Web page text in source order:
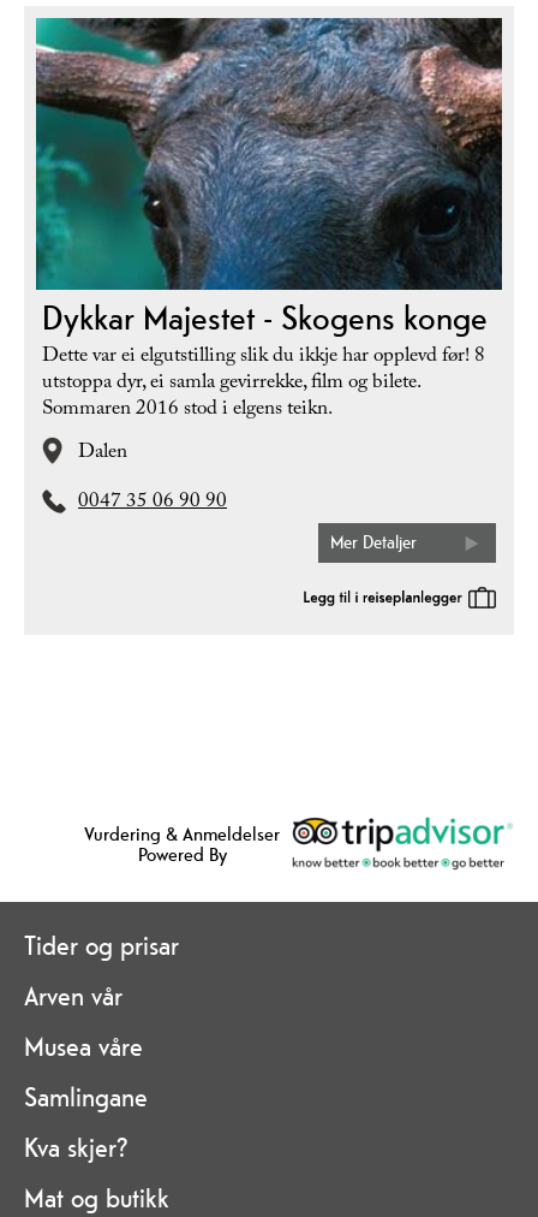
Dykkar Majestet - Skogens konge
Dette var ei elgutstilling slik du ikkje har opplevd før! 8
utstoppa dyr, ei samla gevirrekke, film og bilete.
Sommaren 2016 stod i elgens teikn.
Dalen
0047 35 06 90 90
Mer Detaljer
Vurdering & Anmeldelser
Powered By
Tider og prisar
Arven vår
Musea våre
Samlingane
Kva skjer?
Mat og butikk